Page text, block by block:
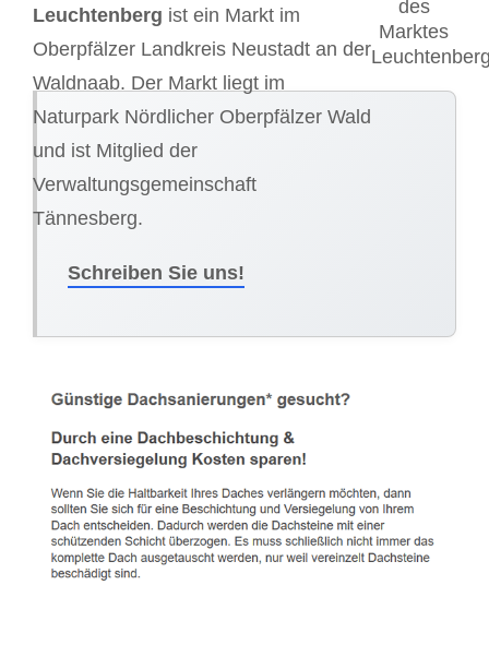
Leuchtenberg ist ein Markt im
Oberpfälzer Landkreis Neustadt an der
Waldnaab. Der Markt liegt im
Naturpark Nördlicher Oberpfälzer Wald
und ist Mitglied der
Verwaltungsgemeinschaft
Tännesberg.
Schreiben Sie uns!